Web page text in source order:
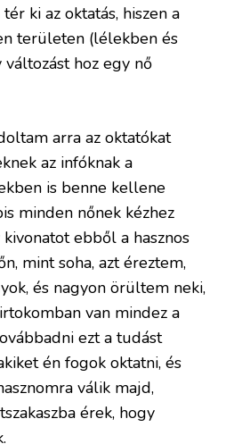
ki az oktatás, hiszen a
területen (lélekben és
hoz egy nő
arra az oktatókat
az infóknak a
is benne kellene
minden nőnek kézhez
ebből a hasznos
mint soha, azt éreztem,
és nagyon örültem neki,
van mindez a
ezt a tudást
én fogok oktatni, és
válik majd,
érek, hogy